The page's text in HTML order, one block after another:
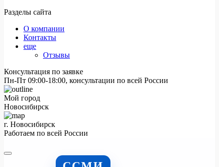
Разделы сайта
О компании
Контакты
еще
Отзывы
Консультация по заявке
Пн-Пт 09:00-18:00, консультации по всей России
Мой город
Новосибирск
г. Новосибирск
Работаем по всей России